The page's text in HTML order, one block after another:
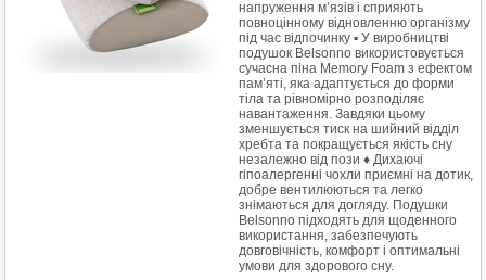
напруження м’язів і сприяють
повноцінному відновленню організму
під час відпочинку ▪︎ У виробництві
подушок Belsonno використовується
сучасна піна Memory Foam з ефектом
пам’яті, яка адаптується до форми
тіла та рівномірно розподіляє
навантаження. Завдяки цьому
зменшується тиск на шийний відділ
хребта та покращується якість сну
незалежно від пози ♦ Дихаючі
гіпоалергенні чохли приємні на дотик,
добре вентилюються та легко
знімаються для догляду. Подушки
Belsonno підходять для щоденного
використання, забезпечують
довговічність, комфорт і оптимальні
умови для здорового сну.